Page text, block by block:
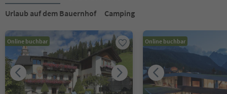
Urlaub auf dem Bauernhof
Camping
Online buchbar Online buchbar